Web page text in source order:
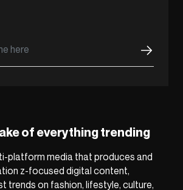
of everything trending
platform media that produces and
z-focused digital content,
trends on fashion, lifestyle, culture,